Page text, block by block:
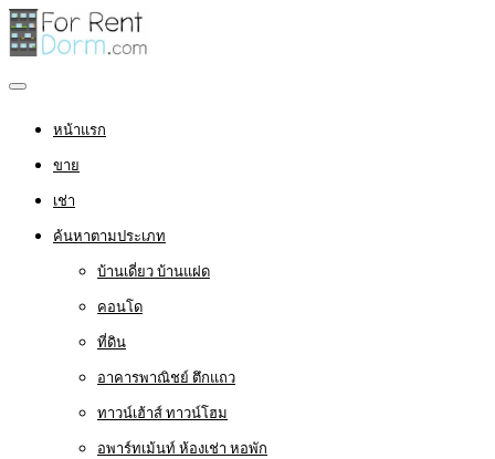
หน้าแรก
ขาย
เช่า
ค้นหาตามประเภท
บ้านเดี่ยว บ้านแฝด
คอนโด
ที่ดิน
อาคารพาณิชย์ ตึกแถว
ทาวน์เฮ้าส์ ทาวน์โฮม
อพาร์ทเม้นท์ ห้องเช่า หอพัก